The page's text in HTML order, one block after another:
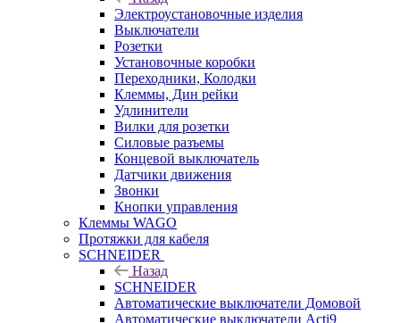
Электроустановочные изделия
Выключатели
Розетки
Установочные коробки
Переходники, Колодки
Клеммы, Дин рейки
Удлинители
Вилки для розетки
Силовые разъемы
Концевой выключатель
Датчики движения
Звонки
Кнопки управления
Клеммы WAGO
Протяжки для кабеля
SCHNEIDER
Назад
SCHNEIDER
Автоматические выключатели Домовой
Автоматические выключатели Acti9